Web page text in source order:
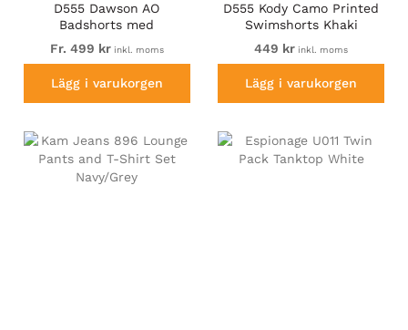
D555 Dawson AO
Badshorts med
Hawaiitryck Marinblå
Fr. 499 krinkl. moms
Lägg i varukorgen
D555 Kody Camo Printed
Swimshorts Khaki
449 kr inkl. moms
Lägg i varukorgen